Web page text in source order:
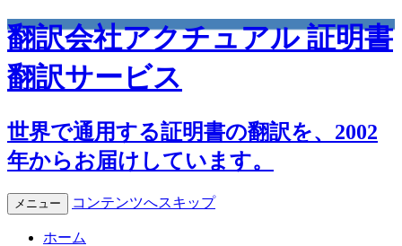
翻訳会社アクチュアル 証明書
翻訳サービス
世界で通用する証明書の翻訳を、2002
年からお届けしています。
メニュー コンテンツへスキップ
ホーム